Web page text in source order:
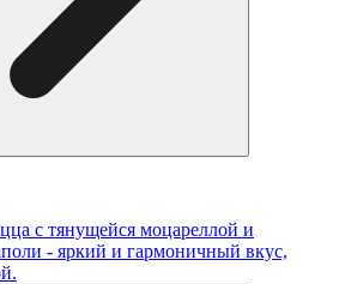
с тянущейся моцареллой и
- яркий и гармоничный вкус,